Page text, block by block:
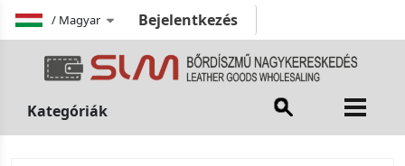
/ Magyar Bejelentkezés
Kategóriák